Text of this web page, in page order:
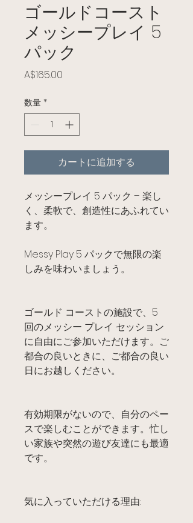
ゴールドコースト
メッシープレイ 5
パック
A$165.00
数量 *
カートに追加する
メッシープレイ 5 パック – 楽し
く、柔軟で、創造性にあふれてい
ます。
Messy Play 5 パックで無限の楽
しみを味わいましょう。
ゴールド コーストの施設で、5
回のメッシー プレイ セッション
に自由にご参加いただけます。ご
都合の良いときに、ご都合の良い
日にお越しください。
有効期限がないので、自分のペー
スで楽しむことができます。忙し
い家族や突然の遊び友達にも最適
です。
気に入っていただける理由: